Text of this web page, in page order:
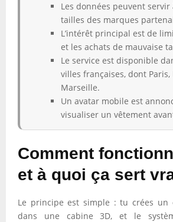
Les données peuvent
tailles des marques
L’intérêt principal est de
et les achats de mauvaise
Le service est disponible
villes françaises, dont Paris,
Marseille.
Un avatar mobile est
visualiser un vêtement
Comment
et à quoi ça sert
Le principe est simple : tu crées un
dans une cabine 3D, et le